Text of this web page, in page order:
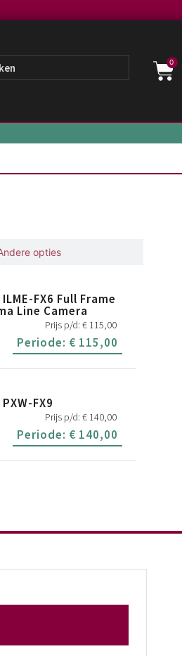
0
opties
FX6 Full Frame
Line Camera
Prijs p/d: € 115,00
Periode: € 115,00
FX9
Prijs p/d: € 140,00
Periode: € 140,00